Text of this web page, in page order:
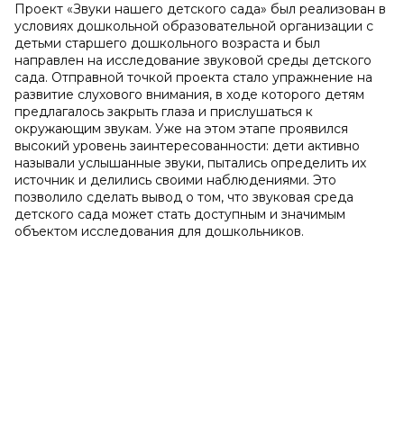
Проект «Звуки нашего детского сада» был реализован в
условиях дошкольной образовательной организации с
детьми старшего дошкольного возраста и был
направлен на исследование звуковой среды детского
сада. Отправной точкой проекта стало упражнение на
развитие слухового внимания, в ходе которого детям
предлагалось закрыть глаза и прислушаться к
окружающим звукам. Уже на этом этапе проявился
высокий уровень заинтересованности: дети активно
называли услышанные звуки, пытались определить их
источник и делились своими наблюдениями. Это
позволило сделать вывод о том, что звуковая среда
детского сада может стать доступным и значимым
объектом исследования для дошкольников.